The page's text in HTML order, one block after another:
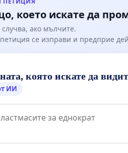
което искате да
ако мълчите.
се изправи и предприе
която искате да
ИИ